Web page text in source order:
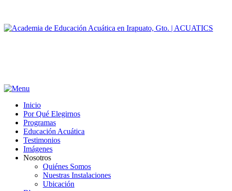
Inicio
Por Qué Elegirnos
Programas
Educación Acuática
Testimonios
Imágenes
Nosotros
Quiénes Somos
Nuestras Instalaciones
Ubicación